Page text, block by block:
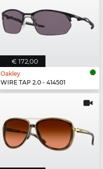
€ 172,00
Oakley
WIRE TAP 2.0 - 414501